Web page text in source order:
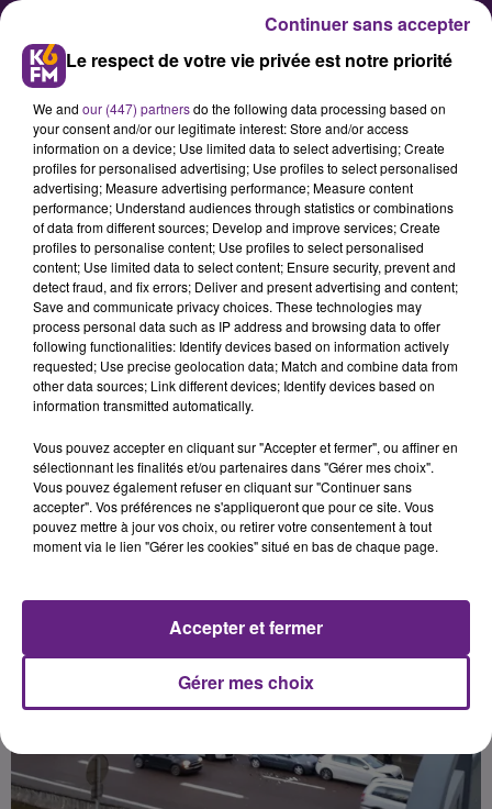
Baisse des accidents de la route
en 2020 en Côte-d'Or
La préfecture a fait le point ce lundi
sur le nombre et la nature des
accidents de la route survenus l’an
dernier en Côte d’Or. Ci-dessous le
Publié : 1er février 2021 à 17h29 par la rédaction
Le respect de votre vie privée est notre priorité
We and our (447) partnersdo the following data processing based on
your consent and/or our legitimate interest: Store and/or access
information on a device; Use limited data to select advertising; Create
profiles for personalised advertising; Use profiles to select personalised
advertising; Measure advertising performance; Measure content
performance; Understand audiences through statistics or combinations
of data from different sources; Develop and improve services; Create
profiles to personalise content; Use profiles to select personalised
content; Use limited data to select content; Ensure security, prevent and
detect fraud, and fix errors; Deliver and present advertising and content;
Save and communicate privacy choices. These technologies may
process personal data such as IP address and browsing data to offer
following functionalities: Identify devices based on information actively
requested; Use precise geolocation data; Match and combine data from
other data sources; Link different devices; Identify devices based on
information transmitted automatically.
Vous pouvez accepter en cliquant sur "Accepter et fermer", ou affiner en
sélectionnant les finalités et/ou partenaires dans "Gérer mes choix".
Vous pouvez également refuser en cliquant sur "Continuer sans
accepter". Vos préférences ne s'appliqueront que pour ce site. Vous
pouvez mettre à jour vos choix, ou retirer votre consentement à tout
moment via le lien "Gérer les cookies" situé en bas de chaque page.
Gérer mes choix
Accepter et fermer
Continuer sans accepter